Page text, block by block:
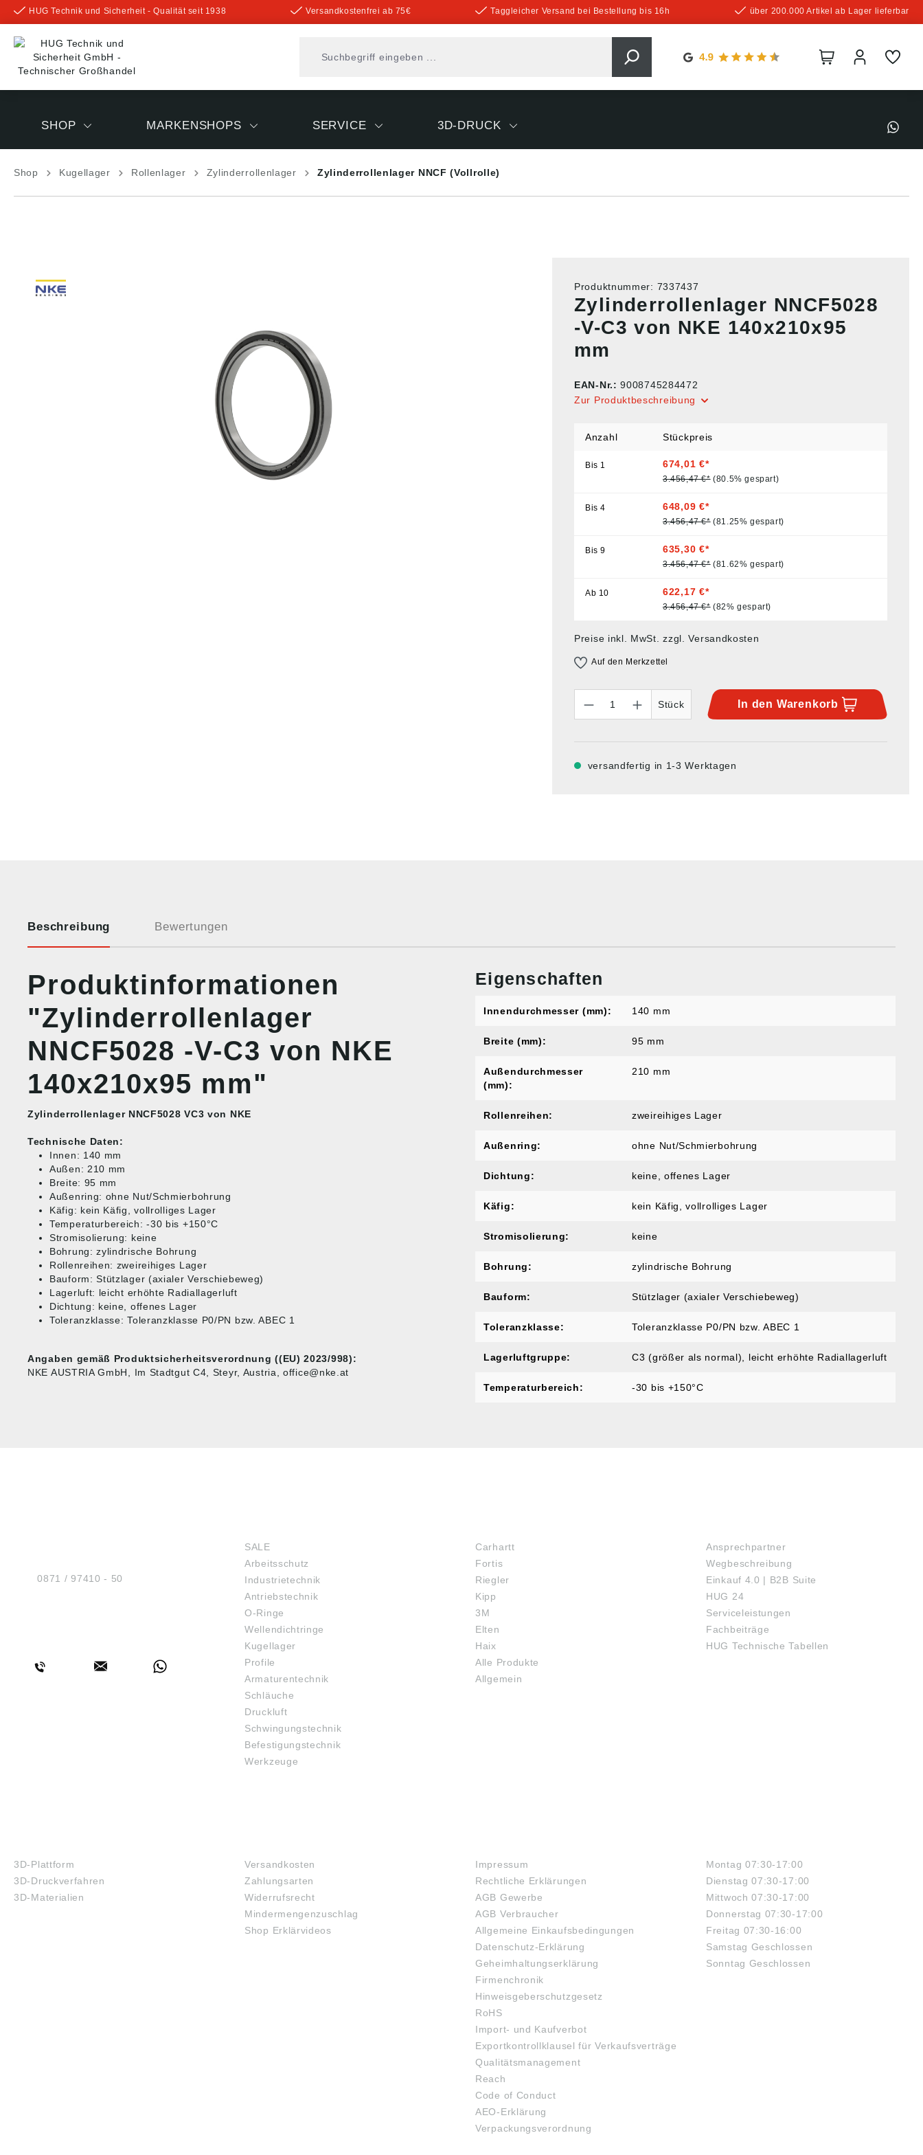
springen
HUG Technik und Sicherheit - Qualität seit 1938 Versandkostenfrei ab 75€ Taggleicher Versand bei Bestellung bis 16h über 200.000 Artikel ab Lager lieferbar
SHOP MARKENSHOPS SERVICE 3D-DRUCK
Shop Kugellager Rollenlager Zylinderrollenlager Zylinderrollenlager NNCF (Vollrolle)
Produktnummer: 7337437
Zylinderrollenlager NNCF5028
-V-C3 von NKE 140x210x95
mm
EAN-Nr.:9008745284472
Zur Produktbeschreibung
Anzahl Stückpreis
Bis 1 674,01 €*
3.456,47 €* (80.5% gespart)
Bis4 648,09 €*
3.456,47 €* (81.25% gespart)
Bis9 635,30 €*
3.456,47 €* (81.62% gespart)
Ab 10 622,17 €*
3.456,47 €* (82% gespart)
Preise inkl. MwSt. zzgl. Versandkosten
Auf den Merkzettel
Stück
In den Warenkorb
versandfertig in 1-3 Werktagen
Beschreibung Bewertungen
Produktinformationen
"Zylinderrollenlager
NNCF5028 -V-C3 von NKE
140x210x95 mm"
Zylinderrollenlager NNCF5028 VC3 von NKE
Technische Daten:
Innen: 140 mm
Außen: 210 mm
Breite: 95 mm
Außenring: ohne Nut/Schmierbohrung
Käfig: kein Käfig, vollrolliges Lager
Temperaturbereich: -30 bis +150°C
Stromisolierung: keine
Bohrung: zylindrische Bohrung
Rollenreihen: zweireihiges Lager
Bauform: Stützlager (axialer Verschiebeweg)
Lagerluft: leicht erhöhte Radiallagerluft
Dichtung: keine, offenes Lager
Toleranzklasse: Toleranzklasse P0/PN bzw. ABEC 1
Angaben gemäß Produktsicherheitsverordnung ((EU) 2023/998):
NKE AUSTRIA GmbH, Im Stadtgut C4, Steyr, Austria, office@nke.at
Eigenschaften
Innendurchmesser (mm): 140 mm
Breite (mm): 95 mm
Außendurchmesser
(mm):
210 mm
Rollenreihen: zweireihiges Lager
Außenring: ohne Nut/Schmierbohrung
Dichtung: keine, offenes Lager
Käfig: kein Käfig, vollrolliges Lager
Stromisolierung: keine
Bohrung: zylindrische Bohrung
Bauform: Stützlager (axialer Verschiebeweg)
Toleranzklasse: Toleranzklasse P0/PN bzw. ABEC 1
Lagerluftgruppe: C3 (größer als normal) , leicht erhöhte Radiallagerluft
Temperaturbereich: -30 bis +150°C
Tel.:0871 / 97410 - 50
SALE
Arbeitsschutz
Industrietechnik
Antriebstechnik
O-Ringe
Wellendichtringe
Kugellager
Profile
Armaturentechnik
Schläuche
Druckluft
Schwingungstechnik
Befestigungstechnik
Werkzeuge
Carhartt
Fortis
Riegler
Kipp
3M
Elten
Haix
Alle Produkte
Allgemein
Ansprechpartner
Wegbeschreibung
Einkauf 4.0 | B2B Suite
HUG 24
Serviceleistungen
Fachbeiträge
HUG Technische Tabellen
3D-Plattform
3D-Druckverfahren
3D-Materialien
Versandkosten
Zahlungsarten
Widerrufsrecht
Mindermengenzuschlag
Shop Erklärvideos
Impressum
Rechtliche Erklärungen
AGB Gewerbe
AGB Verbraucher
Allgemeine Einkaufsbedingungen
Datenschutz-Erklärung
Geheimhaltungserklärung
Firmenchronik
Hinweisgeberschutzgesetz
RoHS
Import- und Kaufverbot
Exportkontrollklausel für Verkaufsverträge
Qualitätsmanagement
Reach
Code of Conduct
AEO-Erklärung
Verpackungsverordnung
Montag 07:30-17:00
Dienstag 07:30-17:00
Mittwoch 07:30-17:00
Donnerstag 07:30-17:00
Freitag 07:30-16:00
Samstag Geschlossen
Sonntag Geschlossen